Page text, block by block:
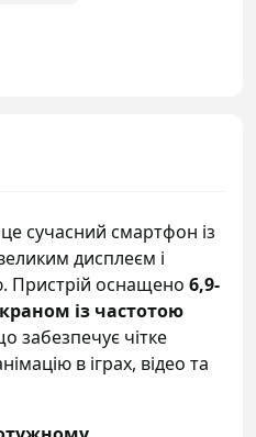
сучасний смартфон із
дисплеєм і
Пристрій оснащено 6,9-
із частотою
забезпечує чітке
в іграх, відео та